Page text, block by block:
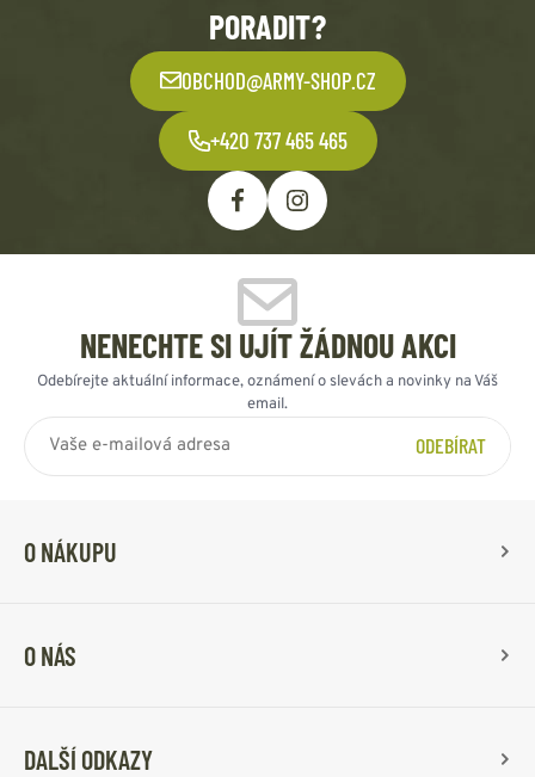
PORADIT?
OBCHOD@ARMY-SHOP.CZ
+420 737 465 465
NENECHTE SI UJÍT ŽÁDNOU AKCI
Odebírejte aktuální informace, oznámení o slevách a novinky na Váš
email.
ODEBÍRAT
O NÁKUPU
O NÁS
DALŠÍ ODKAZY